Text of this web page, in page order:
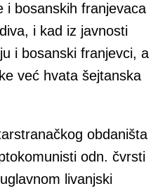
i bosanskih franjevaca
i kad iz javnosti
i bosanski franjevci, a
već hvata šejtanska
obdaništa
odn. čvrsti
livanjski